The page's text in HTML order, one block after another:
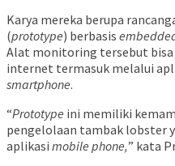
Karya mereka berupa
(prototype) berbasis
Alat monitoring tersebut bisa
internet termasuk melalui
smartphone.
“Prototype ini memiliki
pengelolaan tambak lobster
aplikasi mobile phone,” kata